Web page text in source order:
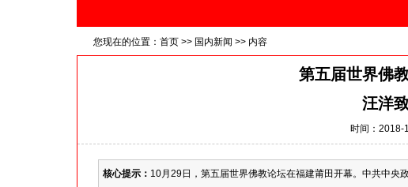
您现在的位置： 首页 >> 国内新闻 >> 内容
第五届世界佛
汪洋
时间：2018-
核心提示： 10月29日，第五届世界佛教论坛在福建莆田开幕。中共中央